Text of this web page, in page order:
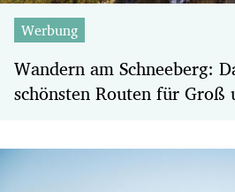
Werbung
Wandern am Schneeberg:
schönsten Routen für Groß